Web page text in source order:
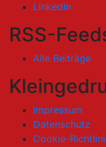
LinkedIn
RSS-
Alle Beiträge
Impressum
Datenschutz
Cookie-